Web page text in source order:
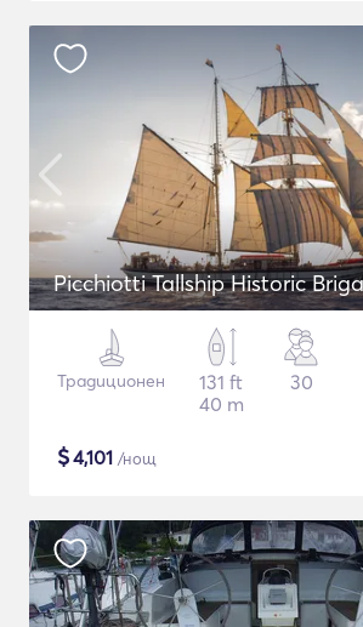
Picchiotti Tallship Historic
Традиционен
131 ft
40 m
30
$4,101 /нощ